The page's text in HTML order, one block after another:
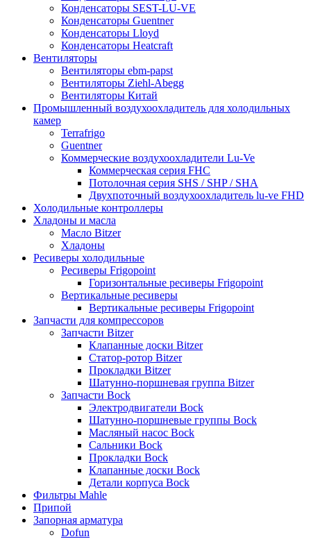
Конденсаторы SEST-LU-VE
Конденсаторы Guentner
Конденсаторы Lloyd
Конденсаторы Heatcraft
Вентиляторы
Вентиляторы ebm-papst
Вентиляторы Ziehl-Abegg
Вентиляторы Китай
Промышленный воздухоохладитель для холодильных
камер
Terrafrigo
Guentner
Коммерческие воздухоохладители Lu-Ve
Коммерческая серия FHC
Потолочная серия SHS / SHP / SHA
Двухпоточный воздухоохладитель lu-ve FHD
Холодильные контроллеры
Хладоны и масла
Масло Bitzer
Хладоны
Ресиверы холодильные
Ресиверы Frigopoint
Горизонтальные ресиверы Frigopoint
Вертикальные ресиверы
Вертикальные ресиверы Frigopoint
Запчасти для компрессоров
Запчасти Bitzer
Клапанные доски Bitzer
Статор-ротор Bitzer
Прокладки Bitzer
Шатунно-поршневая группа Bitzer
Запчасти Bock
Электродвигатели Bock
Шатунно-поршневые группы Bock
Масляный насос Bock
Сальники Bock
Прокладки Bock
Клапанные доски Bock
Детали корпуса Bock
Фильтры Mahle
Припой
Запорная арматура
Dofun